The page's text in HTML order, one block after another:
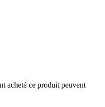
acheté ce produit peuvent